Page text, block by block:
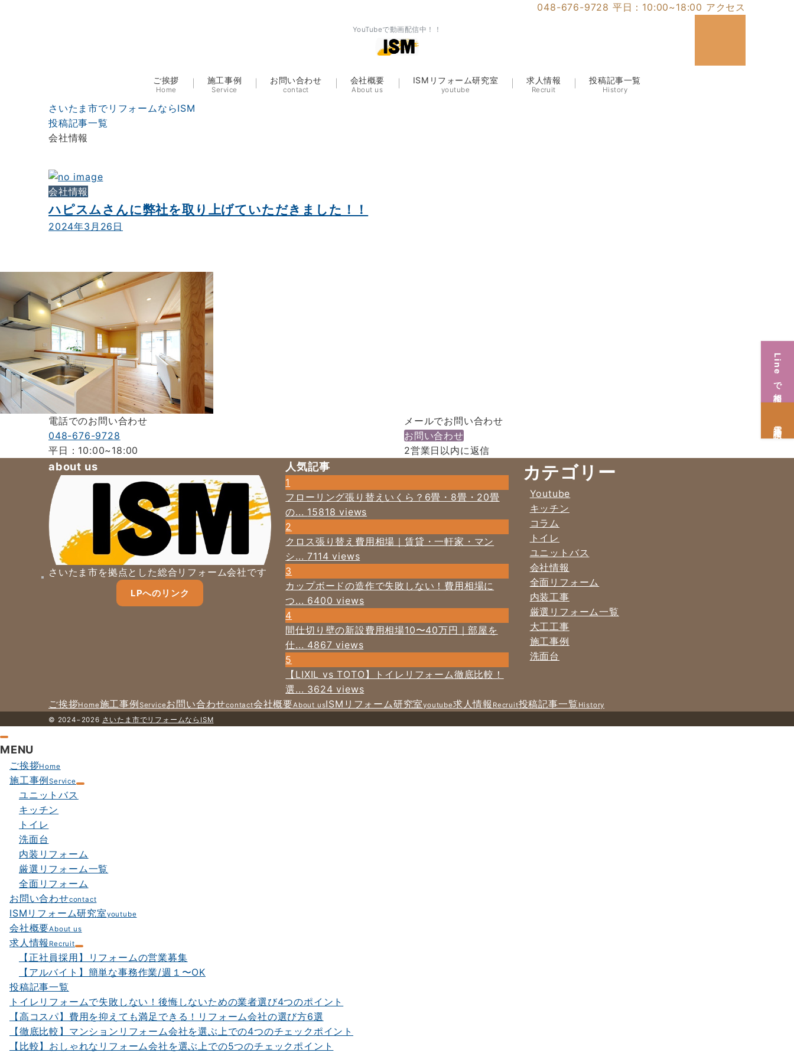
048-676-9728 平日：10:00~18:00 アクセス
YouTubeで動画配信中！！
ご挨拶
Home
施工事例
Service
お問い合わせ
contact
会社概要
About us
ISMリフォーム研究室
youtube
求人情報
Recruit
投稿記事一覧
History
さいたま市でリフォームならISM
投稿記事一覧
会社情報
会社情報
ハピスムさんに弊社を取り上げていただきました！！
2024年3月26日
電話でのお問い合わせ
048-676-9728
平日：10:00~18:00
メールでお問い合わせ
お問い合わせ
2営業日以内に返信
about us
さいたま市を拠点とした総合リフォーム会社です
LPへのリンク
人気記事
1
フローリング張り替えいくら？6畳・8畳・20畳
の... 15818 views
2
クロス張り替え費用相場｜賃貸・一軒家・マン
シ...7114 views
3
カップボードの造作で失敗しない！費用相場に
つ... 6400 views
4
間仕切り壁の新設費用相場10〜40万円｜部屋を
仕... 4867 views
5
【LIXIL vs TOTO】トイレリフォーム徹底比較！
選... 3624 views
カテゴリー
Youtube
キッチン
コラム
トイレ
ユニットバス
会社情報
全面リフォーム
内装工事
厳選リフォーム一覧
大工工事
施工事例
洗面台
ご挨拶Home施工事例Serviceお問い合わせcontact会社概要About usISMリフォーム研究室youtube求人情報 Recruit投稿記事一覧 History
© 2024−2026 さいたま市でリフォームならISM
Lineで相談
MENU
ご挨拶Home
施工事例Service
ユニットバス
キッチン
トイレ
洗面台
内装リフォーム
厳選リフォーム一覧
全面リフォーム
お問い合わせcontact
ISMリフォーム研究室youtube
会社概要About us
求人情報 Recruit
【正社員採用】リフォームの営業募集
【アルバイト】簡単な事務作業/週１〜OK
投稿記事一覧
トイレリフォームで失敗しない！後悔しないための業者選び4つのポイント
【高コスパ】費用を抑えても満足できる！リフォーム会社の選び方6選
【徹底比較】マンションリフォーム会社を選ぶ上での4つのチェックポイント
【比較】おしゃれなリフォーム会社を選ぶ上での5つのチェックポイント